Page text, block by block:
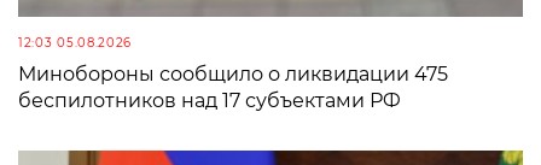
12:03 05.08.2026
Минобороны сообщило о ликвидации 475
беспилотников над 17 субъектами РФ